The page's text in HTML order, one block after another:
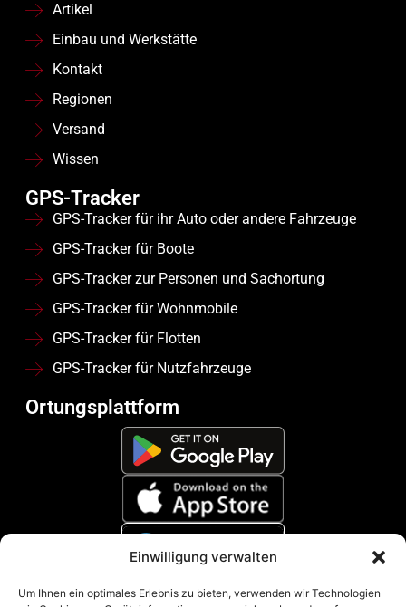
Einwilligung verwalten
Um Ihnen ein optimales Erlebnis zu bieten, verwenden wir Technologien
Artikel
Einbau und Werkstätte
Kontakt
Regionen
Versand
Wissen
GPS-Tracker
GPS-Tracker für ihr Auto oder andere Fahrzeuge
GPS-Tracker für Boote
GPS-Tracker zur Personen und Sachortung
GPS-Tracker für Wohnmobile
GPS-Tracker für Flotten
GPS-Tracker für Nutzfahrzeuge
Ortungsplattform
Zahlungsmethoden